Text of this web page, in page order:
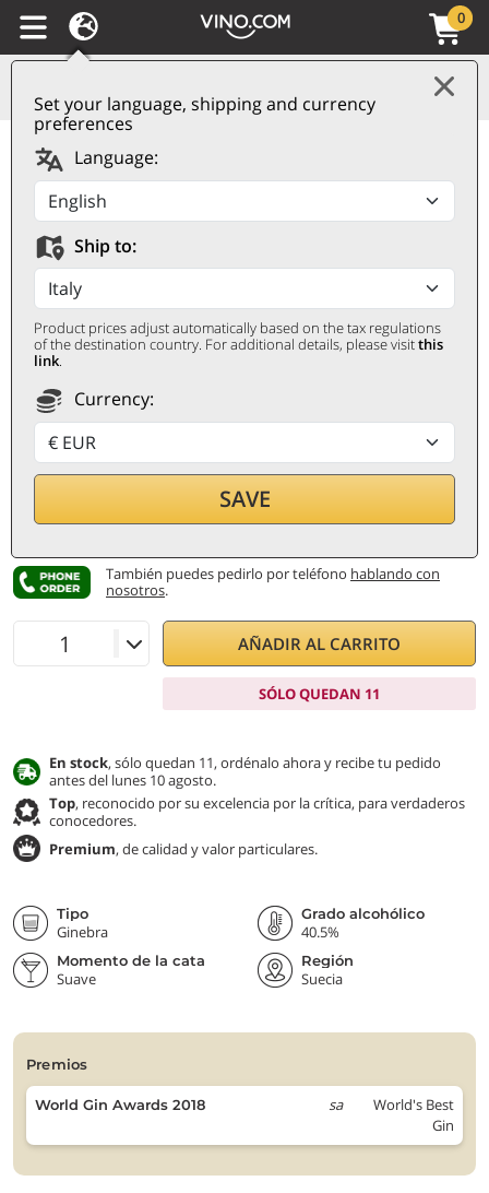
Set your language, shipping and currency
preferences
Language:
Ship to:
Product prices adjust automatically based on the tax regulations
of the destination country. For additional details, please visitthis
link.
Currency:
SAVE
0
Gin Old Tom Hernö
HERNÖ
500 ㎖
31,50€
por botella (0,5 ℓ)
IVA e impuestos incl.
También puedes pedirlo por teléfono hablando con
nosotros.
AÑADIR AL CARRITO
SÓLO QUEDAN 11
En stock, sólo quedan 11, ordénalo ahora y recibe tu pedido
antes del lunes 10 agosto.
Top, reconocido por su excelencia por la crítica, para verdaderos
conocedores.
Premium, de calidad y valor particulares.
Tipo
Ginebra
Grado alcohólico
40.5%
Momento de la cata
Suave
Región
Suecia
premios
World Gin Awards 2018 sa
World's Best
Gin